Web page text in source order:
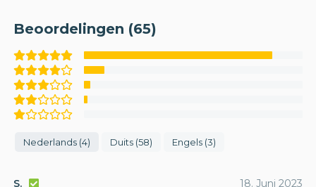
Beoordelingen (65)
Nederlands (4) Duits (58) Engels (3)
S. 18. Juni 2023